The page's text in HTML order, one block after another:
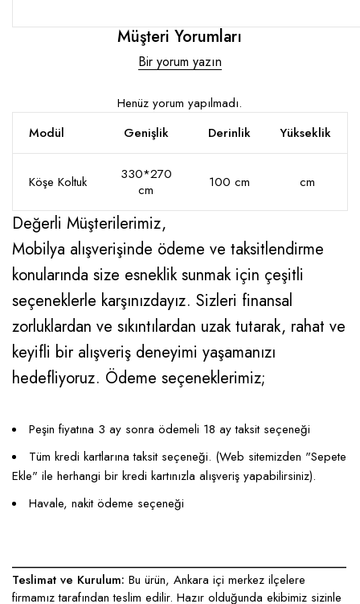
Müşteri Yorumları
Bir yorum yazın
Henüz yorum yapılmadı.
Modül
Genişlik Derinlik Yükseklik
Köşe Koltuk
330*270
cm
100 cm cm
Değerli Müşterilerimiz,
Mobilya alışverişinde ödeme ve taksitlendirme
konularında size esneklik sunmak için çeşitli
seçeneklerle karşınızdayız. Sizleri finansal
zorluklardan ve sıkıntılardan uzak tutarak, rahat ve
keyifli bir alışveriş deneyimi yaşamanızı
hedefliyoruz. Ödeme seçeneklerimiz;
Peşin fiyatına 3 ay sonra ödemeli 18 ay taksit seçeneği
Tüm kredi kartlarına taksit seçeneği. (Web sitemizden "Sepete
Ekle" ile herhangi bir kredi kartınızla alışveriş yapabilirsiniz).
Havale, nakit ödeme seçeneği
____________________________________________________
Teslimat ve Kurulum: Bu ürün, Ankara içi merkez ilçelere
firmamız tarafından teslim edilir. Hazır olduğunda ekibimiz sizinle